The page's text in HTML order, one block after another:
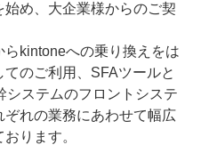
め、大企業様からのご契
kintoneへの乗り換えをは
のご利用、SFAツールと
システムのフロントシステ
ぞれの業務にあわせて幅広
ります。